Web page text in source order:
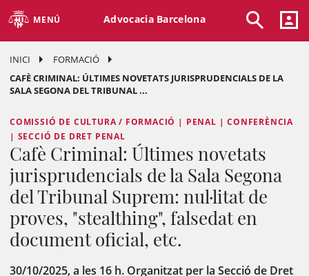
MENÚ Advocacia Barcelona
INICI
FORMACIÓ
CAFÈ CRIMINAL: ÚLTIMES NOVETATS JURISPRUDENCIALS DE LA
SALA SEGONA DEL TRIBUNAL ...
COMISSIÓ DE CULTURA / FORMACIÓ | PENAL | CONFERÈNCIA
| SECCIÓ DE DRET PENAL
Cafè Criminal: Últimes novetats
jurisprudencials de la Sala Segona
del Tribunal Suprem: nul·litat de
proves, "stealthing", falsedat en
document oficial, etc.
30/10/2025, a les 16 h. Organitzat per la Secció de Dret